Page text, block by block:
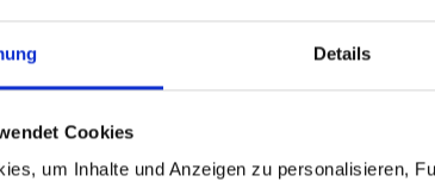
Details
Cookies
um Inhalte und Anzeigen zu personalisieren,